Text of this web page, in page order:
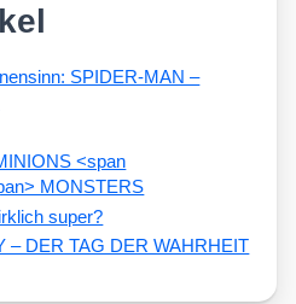
SPIDER-MAN –
<span
MONSTERS
super?
– DER TAG DER WAHRHEIT